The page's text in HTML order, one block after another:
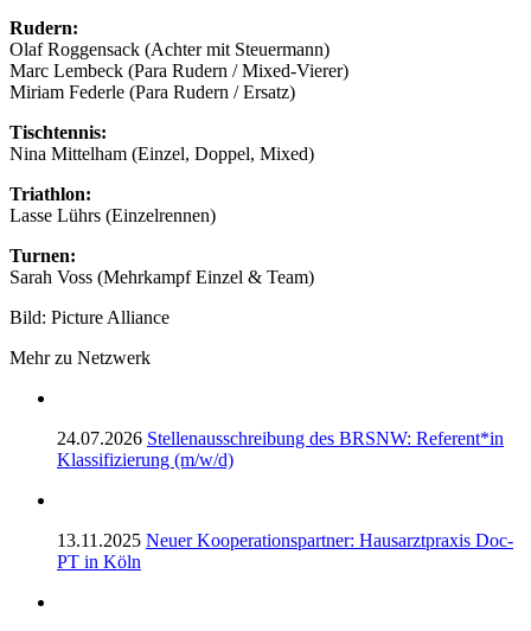
Rudern:
Olaf Roggensack (Achter mit Steuermann)
Marc Lembeck (Para Rudern / Mixed-Vierer)
Miriam Federle (Para Rudern / Ersatz)
Tischtennis:
Nina Mittelham (Einzel, Doppel, Mixed)
Triathlon:
Lasse Lührs (Einzelrennen)
Turnen:
Sarah Voss (Mehrkampf Einzel & Team)
Bild: Picture Alliance
Mehr zu Netzwerk
24.07.2026 Stellenausschreibung des BRSNW: Referent*in
Klassifizierung (m/w/d)
13.11.2025 Neuer Kooperationspartner: Hausarztpraxis Doc-
PT in Köln